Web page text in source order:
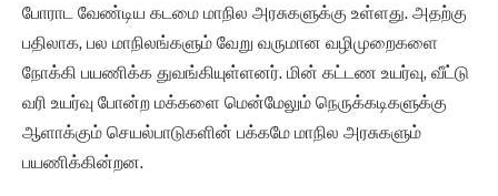
போராட வேண்டிய கடமை மாநில அரசுகளுக்கு உள்ளது. அதற்கு
பதிலாக, பல மாநிலங்களும் வேறு வருமான வழிமுறைகளை
நோக்கி பயணிக்க துவங்கியுள்ளனர். மின் கட்டண உயர்வு, வீட்டு
வரி உயர்வு போன்ற மக்களை மென்மேலும் நெருக்கடிகளுக்கு
ஆளாக்கும் செயல்பாடுகளின் பக்கமே மாநில அரசுகளும்
பயணிக்கின்றன.